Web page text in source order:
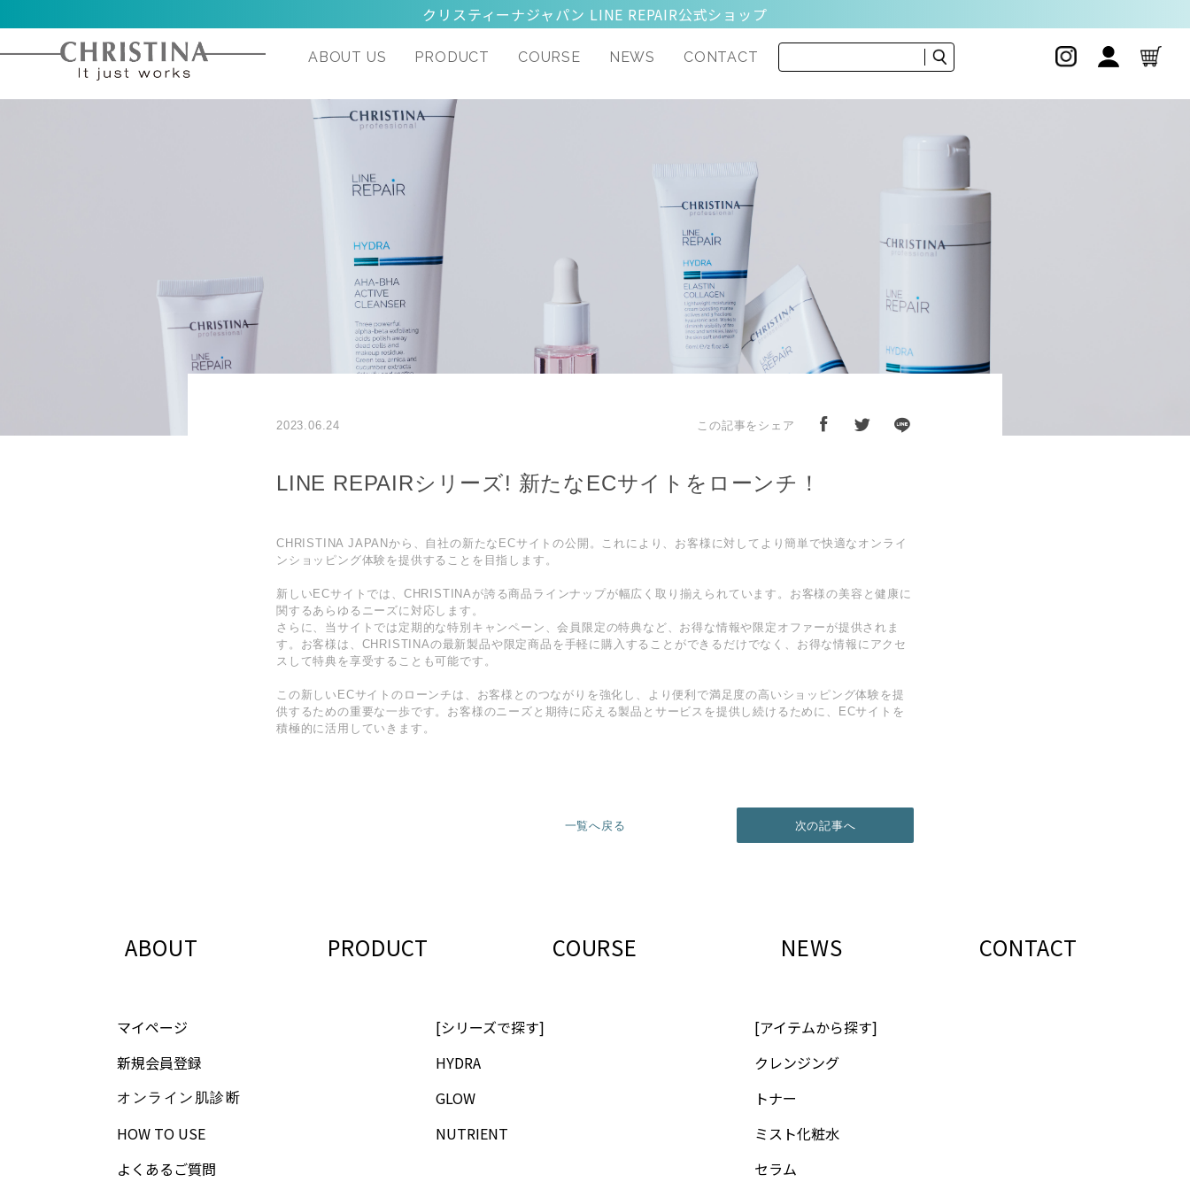
クリスティーナジャパン LINE REPAIR公式ショップ
ABOUT US PRODUCT COURSE NEWS CONTACT
Glow
2023.06.24 この記事をシェア
LINE REPAIRシリーズ! 新たなECサイトをローンチ！
CHRISTINA JAPANから、自社の新たなECサイトの公開。これにより、お客様に対してより簡単で快適なオンライ
ンショッピング体験を提供することを目指します。
新しいECサイトでは、CHRISTINAが誇る商品ラインナップが幅広く取り揃えられています。お客様の美容と健康に
関するあらゆるニーズに対応します。
さらに、当サイトでは定期的な特別キャンペーン、会員限定の特典など、お得な情報や限定オファーが提供されま
す。お客様は、CHRISTINAの最新製品や限定商品を手軽に購入することができるだけでなく、お得な情報にアクセ
スして特典を享受することも可能です。
この新しいECサイトのローンチは、お客様とのつながりを強化し、より便利で満足度の高いショッピング体験を提
供するための重要な一歩です。お客様のニーズと期待に応える製品とサービスを提供し続けるために、ECサイトを
積極的に活用していきます。
一覧へ戻る 次の記事へ
ABOUT PRODUCT COURSE NEWS CONTACT
マイページ [シリーズで探す]
[アイテムから探す]
新規会員登録
HYDRA クレンジング
オンライン肌診断 GLOW
トナー
HOW TO USE
NUTRIENT
ミスト化粧水
よくあるご質問
セラム